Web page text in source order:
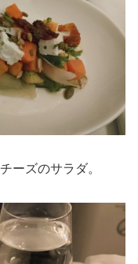
ーズのサラダ。